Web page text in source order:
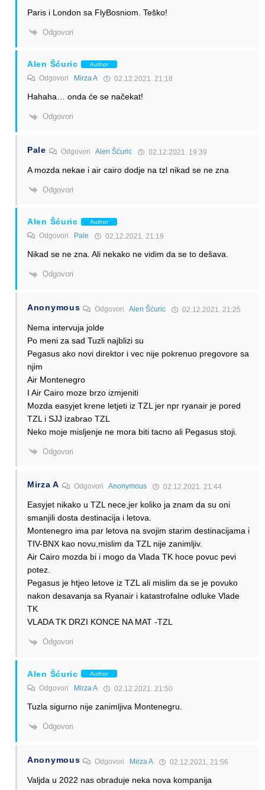
Paris i London sa FlyBosniom. Teško!
Odgovori
Alen Šćuric Author
Odgovori Mirza A 02.12.2021. 21:18
Hahaha… onda će se načekat!
Odgovori
Pale Odgovori Alen Šćuric 02.12.2021. 19:39
A mozda nekae i air cairo dodje na tzl nikad se ne zna
Odgovori
Alen Šćuric Author
Odgovori Pale 02.12.2021. 21:19
Nikad se ne zna. Ali nekako ne vidim da se to dešava.
Odgovori
Anonymous OdgovoriAlen Šćuric 02.12.2021. 21:25
Nema intervuja jolde
Po meni za sad Tuzli najblizi su
Pegasus ako novi direktor i vec nije pokrenuo pregovore sa
njim
Air Montenegro
I Air Cairo moze brzo izmjeniti
Mozda easyjet krene letjeti iz TZL jer npr ryanair je pored
TZL i SJJ izabrao TZL
Neko moje misljenje ne mora biti tacno ali Pegasus stoji.
Odgovori
Mirza A Odgovori Anonymous 02.12.2021. 21:44
Easyjet nikako u TZL nece,jer koliko ja znam da su oni
smanjili dosta destinacija i letova.
Montenegro ima par letova na svojim starim destinacijama i
TIV-BNX kao novu,mislim da TZL nije zanimljiv.
Air Cairo mozda bi i mogo da Vlada TK hoce povuc pevi
potez.
Pegasus je htjeo letove iz TZL ali mislim da se je povuko
nakon desavanja sa Ryanair i katastrofalne odluke Vlade
TK
VLADA TK DRZI KONCE NA MAT -TZL
Odgovori
Alen Šćuric Author
Odgovori Mirza A 02.12.2021. 21:50
Tuzla sigurno nije zanimljiva Montenegru.
Odgovori
Anonymous Odgovori Mirza A 02.12.2021. 21:56
Valjda u 2022 nas obraduje neka nova kompanija